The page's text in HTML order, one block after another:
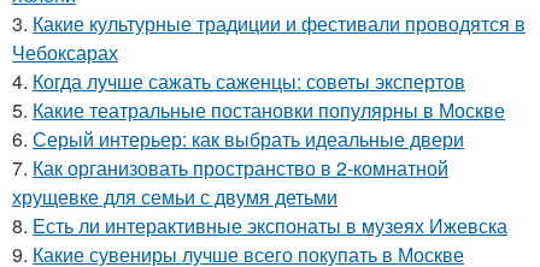
3. Какие культурные традиции и фестивали проводятся в
Чебоксарах
4. Когда лучше сажать саженцы: советы экспертов
5. Какие театральные постановки популярны в Москве
6. Серый интерьер: как выбрать идеальные двери
7. Как организовать пространство в 2-комнатной
хрущевке для семьи с двумя детьми
8. Есть ли интерактивные экспонаты в музеях Ижевска
9. Какие сувениры лучше всего покупать в Москве